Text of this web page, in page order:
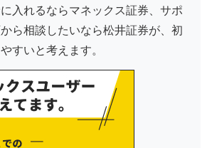
入れるならマネックス証券、サポ
ら相談したいなら松井証券が、初
すいと考えます。